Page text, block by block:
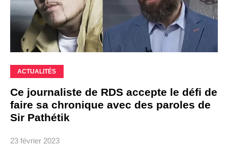
ACTUALITÉS
Ce journaliste de RDS accepte le défi de
faire sa chronique avec des paroles de
Sir Pathétik
23 février 2023